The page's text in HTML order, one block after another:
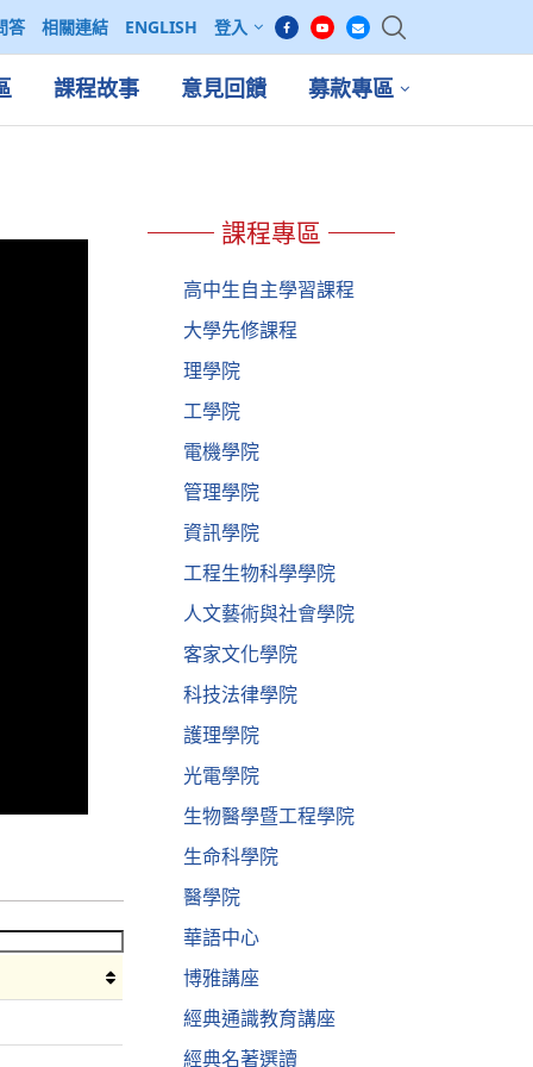
答 相關連結 ENGLISH 登入
課程故事 意見回饋 募款專區
課程專區
高中生自主學習課程
大學先修課程
理學院
工學院
電機學院
管理學院
資訊學院
工程生物科學學院
人文藝術與社會學院
客家文化學院
科技法律學院
護理學院
光電學院
生物醫學暨工程學院
生命科學院
醫學院
華語中心
博雅講座
經典通識教育講座
經典名著選讀